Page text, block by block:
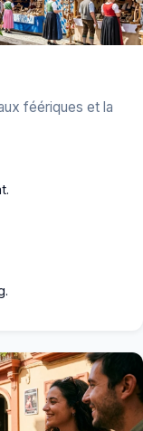
féériques et la